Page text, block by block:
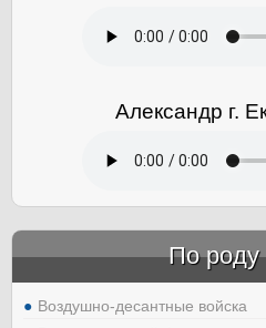
Александр г.
По роду
Воздушно-десантные войска